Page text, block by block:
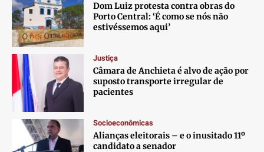
Dom Luiz protesta contra obras do
Porto Central: ‘É como se nós não
estivéssemos aqui’
Justiça
Câmara de Anchieta é alvo de ação por
suposto transporte irregular de
pacientes
Socioeconômicas
Alianças eleitorais – e o inusitado 11º
candidato a senador